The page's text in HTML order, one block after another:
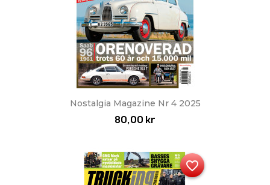
Nostalgia Magazine Nr 4 2025
80,00 kr
favorite_border